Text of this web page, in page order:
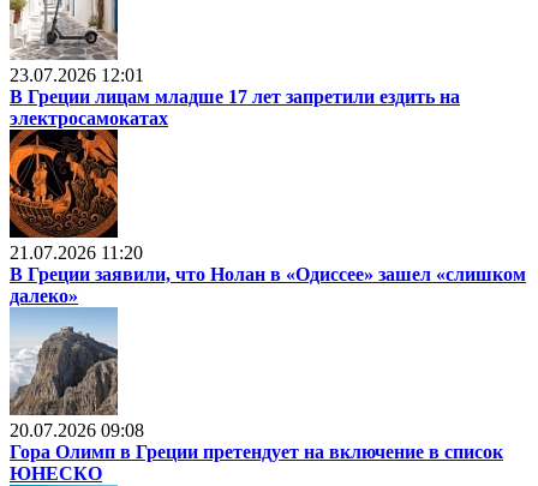
23.07.2026 12:01
В Греции лицам младше 17 лет запретили ездить на
электросамокатах
21.07.2026 11:20
В Греции заявили, что Нолан в «Одиссее» зашел «слишком
далеко»
20.07.2026 09:08
Гора Олимп в Греции претендует на включение в список
ЮНЕСКО